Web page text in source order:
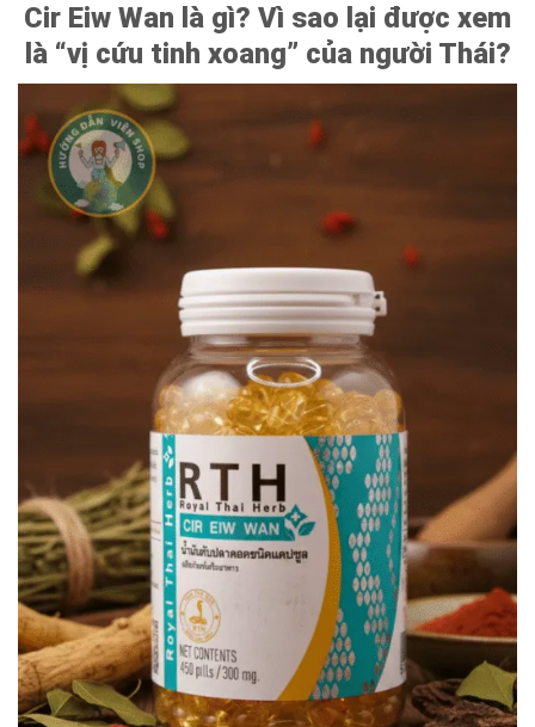
Cir Eiw Wan là gì? Vì sao lại được xem
là “vị cứu tinh xoang” của người Thái?